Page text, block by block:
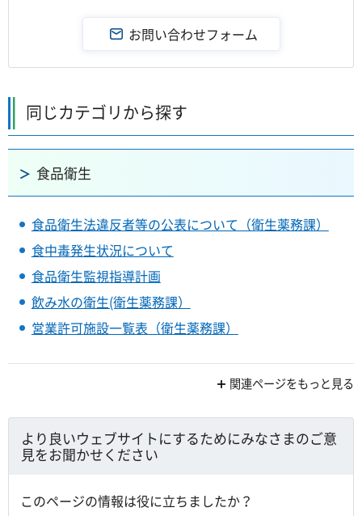
同じカテゴリから探す
食品衛生
食品衛生法違反者等の公表について（衛生薬務課）
食中毒発生状況について
食品衛生監視指導計画
飲み水の衛生(衛生薬務課）
営業許可施設一覧表（衛生薬務課）
関連ページをもっと見る
より良いウェブサイトにするためにみなさまのご意
見をお聞かせください
このページの情報は役に立ちましたか？